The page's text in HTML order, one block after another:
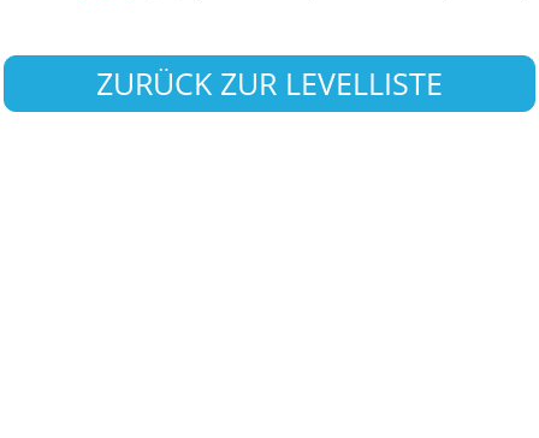
ZURÜCK ZUR LEVELLISTE